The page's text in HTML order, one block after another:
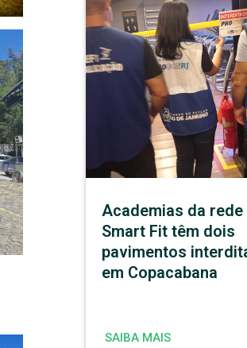
Academias da rede
Smart Fit têm dois
pavimentos
em Copacabana
SAIBA MAIS